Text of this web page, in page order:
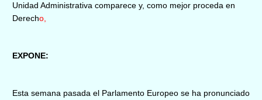
Unidad Administrativa comparece y, como mejor proceda en
Derecho,
EXPONE:
Esta semana pasada el Parlamento Europeo se ha pronunciado